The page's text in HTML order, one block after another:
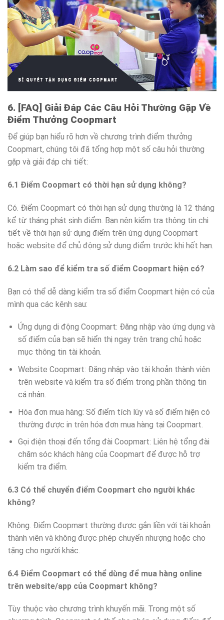
6. [FAQ] Giải Đáp Các Câu Hỏi Thường Gặp Về
Điểm Thưởng Coopmart
Để giúp bạn hiểu rõ hơn về chương trình điểm thưởng
Coopmart, chúng tôi đã tổng hợp một số câu hỏi thường
gặp và giải đáp chi tiết:
6.1 Điểm Coopmart có thời hạn sử dụng không?
Có. Điểm Coopmart có thời hạn sử dụng thường là 12 tháng
kể từ tháng phát sinh điểm. Bạn nên kiểm tra thông tin chi
tiết về thời hạn sử dụng điểm trên ứng dụng Coopmart
hoặc website để chủ động sử dụng điểm trước khi hết hạn.
6.2 Làm sao để kiểm tra số điểm Coopmart hiện có?
Bạn có thể dễ dàng kiểm tra số điểm Coopmart hiện có của
mình qua các kênh sau:
Ứng dụng di động Coopmart: Đăng nhập vào ứng dụng và
số điểm của bạn sẽ hiển thị ngay trên trang chủ hoặc
mục thông tin tài khoản.
Website Coopmart: Đăng nhập vào tài khoản thành viên
trên website và kiểm tra số điểm trong phần thông tin
cá nhân.
Hóa đơn mua hàng: Số điểm tích lũy và số điểm hiện có
thường được in trên hóa đơn mua hàng tại Coopmart.
Gọi điện thoại đến tổng đài Coopmart: Liên hệ tổng đài
chăm sóc khách hàng của Coopmart để được hỗ trợ
kiểm tra điểm.
6.3 Có thể chuyển điểm Coopmart cho người khác
không?
Không. Điểm Coopmart thường được gắn liền với tài khoản
thành viên và không được phép chuyển nhượng hoặc cho
tặng cho người khác.
6.4 Điểm Coopmart có thể dùng để mua hàng online
trên website/app của Coopmart không?
Tùy thuộc vào chương trình khuyến mãi. Trong một số